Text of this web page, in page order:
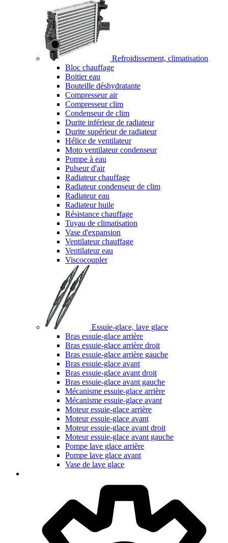
Refroidissement, climatisation
Bloc chauffage
Boitier eau
Bouteille déshydratante
Compresseur air
Compresseur clim
Condenseur de clim
Durite inférieur de radiateur
Durite supérieur de radiateur
Hélice de ventilateur
Moto ventilateur condenseur
Pompe à eau
Pulseur d'air
Radiateur chauffage
Radiateur condenseur de clim
Radiateur eau
Radiateur huile
Résistance chauffage
Tuyau de climatisation
Vase d'expansion
Ventilateur chauffage
Ventilateur eau
Viscocoupler
Essuie-glace, lave glace
Bras essuie-glace arrière
Bras essuie-glace arrière droit
Bras essuie-glace arrière gauche
Bras essuie-glace avant
Bras essuie-glace avant droit
Bras essuie-glace avant gauche
Mécanisme essuie-glace arrière
Mécanisme essuie-glace avant
Moteur essuie-glace arrière
Moteur essuie-glace avant
Moteur essuie-glace avant droit
Moteur essuie-glace avant gauche
Pompe lave glace arrière
Pompe lave glace avant
Vase de lave glace